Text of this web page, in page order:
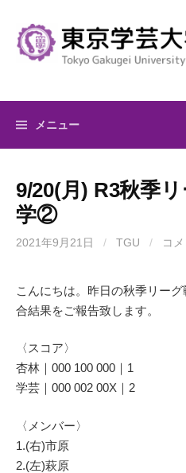
キ
メニュー
9/20(月) R3秋季
学②
2021年9月21日 / TGU / コ
こんにちは。昨日の秋季リー
合結果をご報告致します。
〈スコア〉
杏林｜000 100 000｜1
学芸｜000 002 00X｜2
〈メンバー〉
1.(右)市原
2.(左)萩原